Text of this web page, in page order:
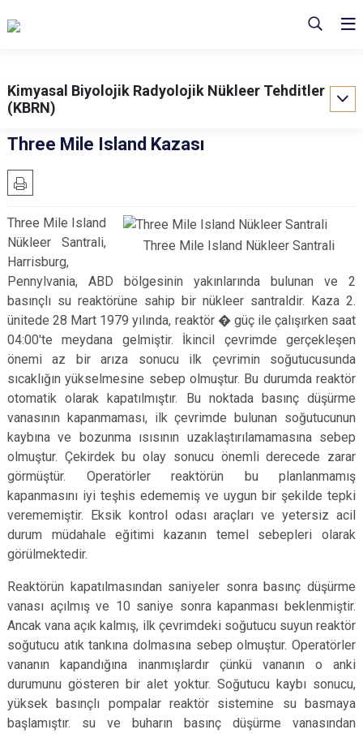
Kimyasal Biyolojik Radyolojik Nükleer Tehditler
(KBRN)
Three Mile Island Kazası
Three Mile Island Nükleer Santrali
Three Mile Island
Nükleer Santrali,
Harrisburg,
Pennylvania, ABD bölgesinin yakınlarında bulunan ve 2
basınçlı su reaktörüne sahip bir nükleer santraldir. Kaza 2.
ünitede 28 Mart 1979 yılında, reaktör � güç ile çalışırken saat
04:00'te meydana gelmiştir. İkincil çevrimde gerçekleşen
önemi az bir arıza sonucu ilk çevrimin soğutucusunda
sıcaklığın yükselmesine sebep olmuştur. Bu durumda reaktör
otomatik olarak kapatılmıştır. Bu noktada basınç düşürme
vanasının kapanmaması, ilk çevrimde bulunan soğutucunun
kaybına ve bozunma ısısının uzaklaştırılamamasına sebep
olmuştur. Çekirdek bu olay sonucu önemli derecede zarar
görmüştür. Operatörler reaktörün bu planlanmamış
kapanmasını iyi teşhis edememiş ve uygun bir şekilde tepki
verememiştir. Eksik kontrol odası araçları ve yetersiz acil
durum müdahale eğitimi kazanın temel sebepleri olarak
görülmektedir.
Reaktörün kapatılmasından saniyeler sonra basınç düşürme
vanası açılmış ve 10 saniye sonra kapanması beklenmiştir.
Ancak vana açık kalmış, ilk çevrimdeki soğutucu suyun reaktör
soğutucu atık tankına dolmasına sebep olmuştur. Operatörler
vananın kapandığına inanmışlardır çünkü vananın o anki
durumunu gösteren bir alet yoktur. Soğutucu kaybı sonucu,
yüksek basınçlı pompalar reaktör sistemine su basmaya
başlamıştır. su ve buharın basınç düşürme vanasından